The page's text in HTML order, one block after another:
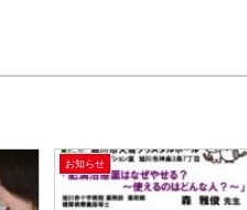
お知らせ